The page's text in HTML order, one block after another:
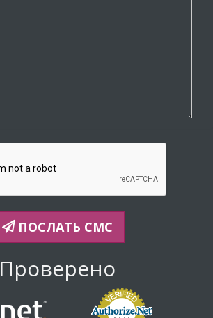
ПОСЛАТЬ СМС
Проверено